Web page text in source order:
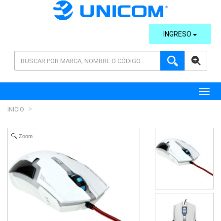
AVANZADA
INGRESO
INICIO
Zoom